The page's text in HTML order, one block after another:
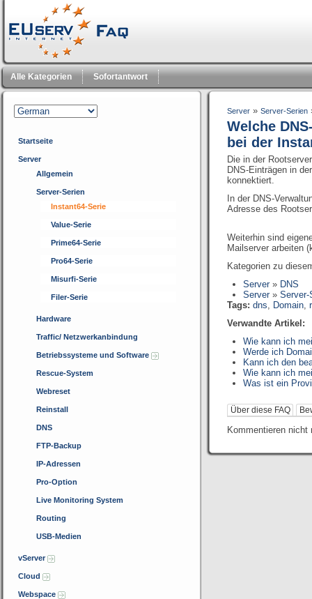
Alle Kategorien Sofortantwort
Startseite
Server
Allgemein
Server-Serien
Instant64-Serie
Value-Serie
Prime64-Serie
Pro64-Serie
Misurfi-Serie
Filer-Serie
Hardware
Traffic/ Netzwerkanbindung
Betriebssysteme und Software
Rescue-System
Webreset
Reinstall
DNS
FTP-Backup
IP-Adressen
Pro-Option
Live Monitoring System
Routing
USB-Medien
vServer
Cloud
Webspace
Server » Server-Serien
Welche
bei der
Die in der
DNS-Einträgen in
konnektiert.
In der DNS-
Adresse des
Weiterhin sind
Mailserver arbeiten
Kategorien zu
Server» DNS
Server»Server-
Tags: dns, Domain,
Verwandte Artikel:
Wie kann ich
Werde ich
Kann ich den
Wie kann ich
Was ist ein
Über diese FAQ
Kommentieren nicht